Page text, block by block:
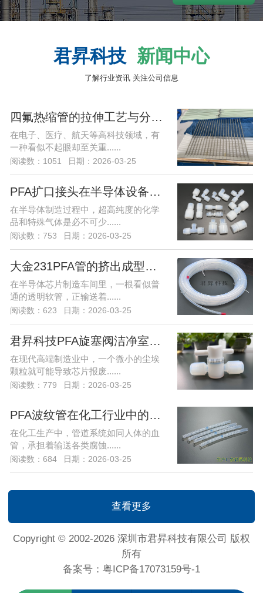
君昇科技 新闻中心
了解行业资讯 关注公司信息
四氟热缩管的拉伸工艺与分子结构优化
在电子、医疗、航天等高科技领域，有
一种看似不起眼却至关重......
阅读数：1051 日期：2026-03-25
PFA扩口接头在半导体设备中的应用案例
在半导体制造过程中，超高纯度的化学
品和特殊气体是必不可少......
阅读数：753 日期：2026-03-25
大金231PFA管的挤出成型工艺
在半导体芯片制造车间里，一根看似普
通的透明软管，正输送着......
阅读数：623 日期：2026-03-25
君昇科技PFA旋塞阀洁净室制造的环境监测
在现代高端制造业中，一个微小的尘埃
颗粒就可能导致芯片报废......
阅读数：779 日期：2026-03-25
PFA波纹管在化工行业中的定制化解决方案
在化工生产中，管道系统如同人体的血
管，承担着输送各类腐蚀......
阅读数：684 日期：2026-03-25
查看更多
Copyright © 2002-2026 深圳市君昇科技有限公司 版权
所有
备案号： 粤ICP备17073159号-1